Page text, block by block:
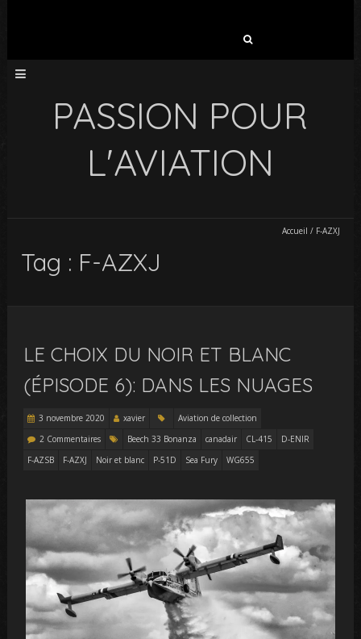
PASSION POUR
L'AVIATION
Accueil / F-AZXJ
Tag : F-AZXJ
LE CHOIX DU NOIR ET BLANC
(ÉPISODE 6): DANS LES NUAGES
3 novembre 2020 xavier
Aviation de collection
2 Commentaires
Beech 33 Bonanza canadair CL-415
D-ENIR
F-AZSB
F-AZXJ Noir et blanc P-51D Sea Fury WG655